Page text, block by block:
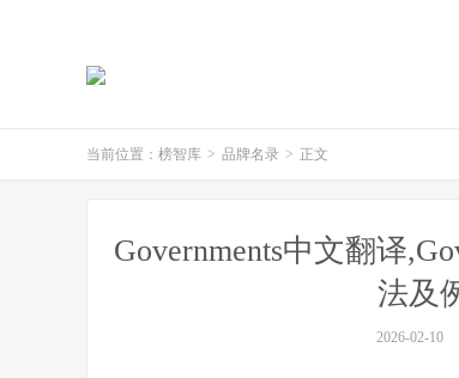
当前位置： 榜智库 > 品牌名录 > 正文
Governments中文翻译
法及
2026-02-10